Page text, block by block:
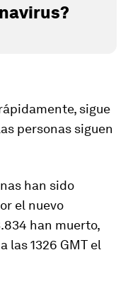
sigue
personas siguen
han sido
el nuevo
han muerto,
las 1326 GMT el